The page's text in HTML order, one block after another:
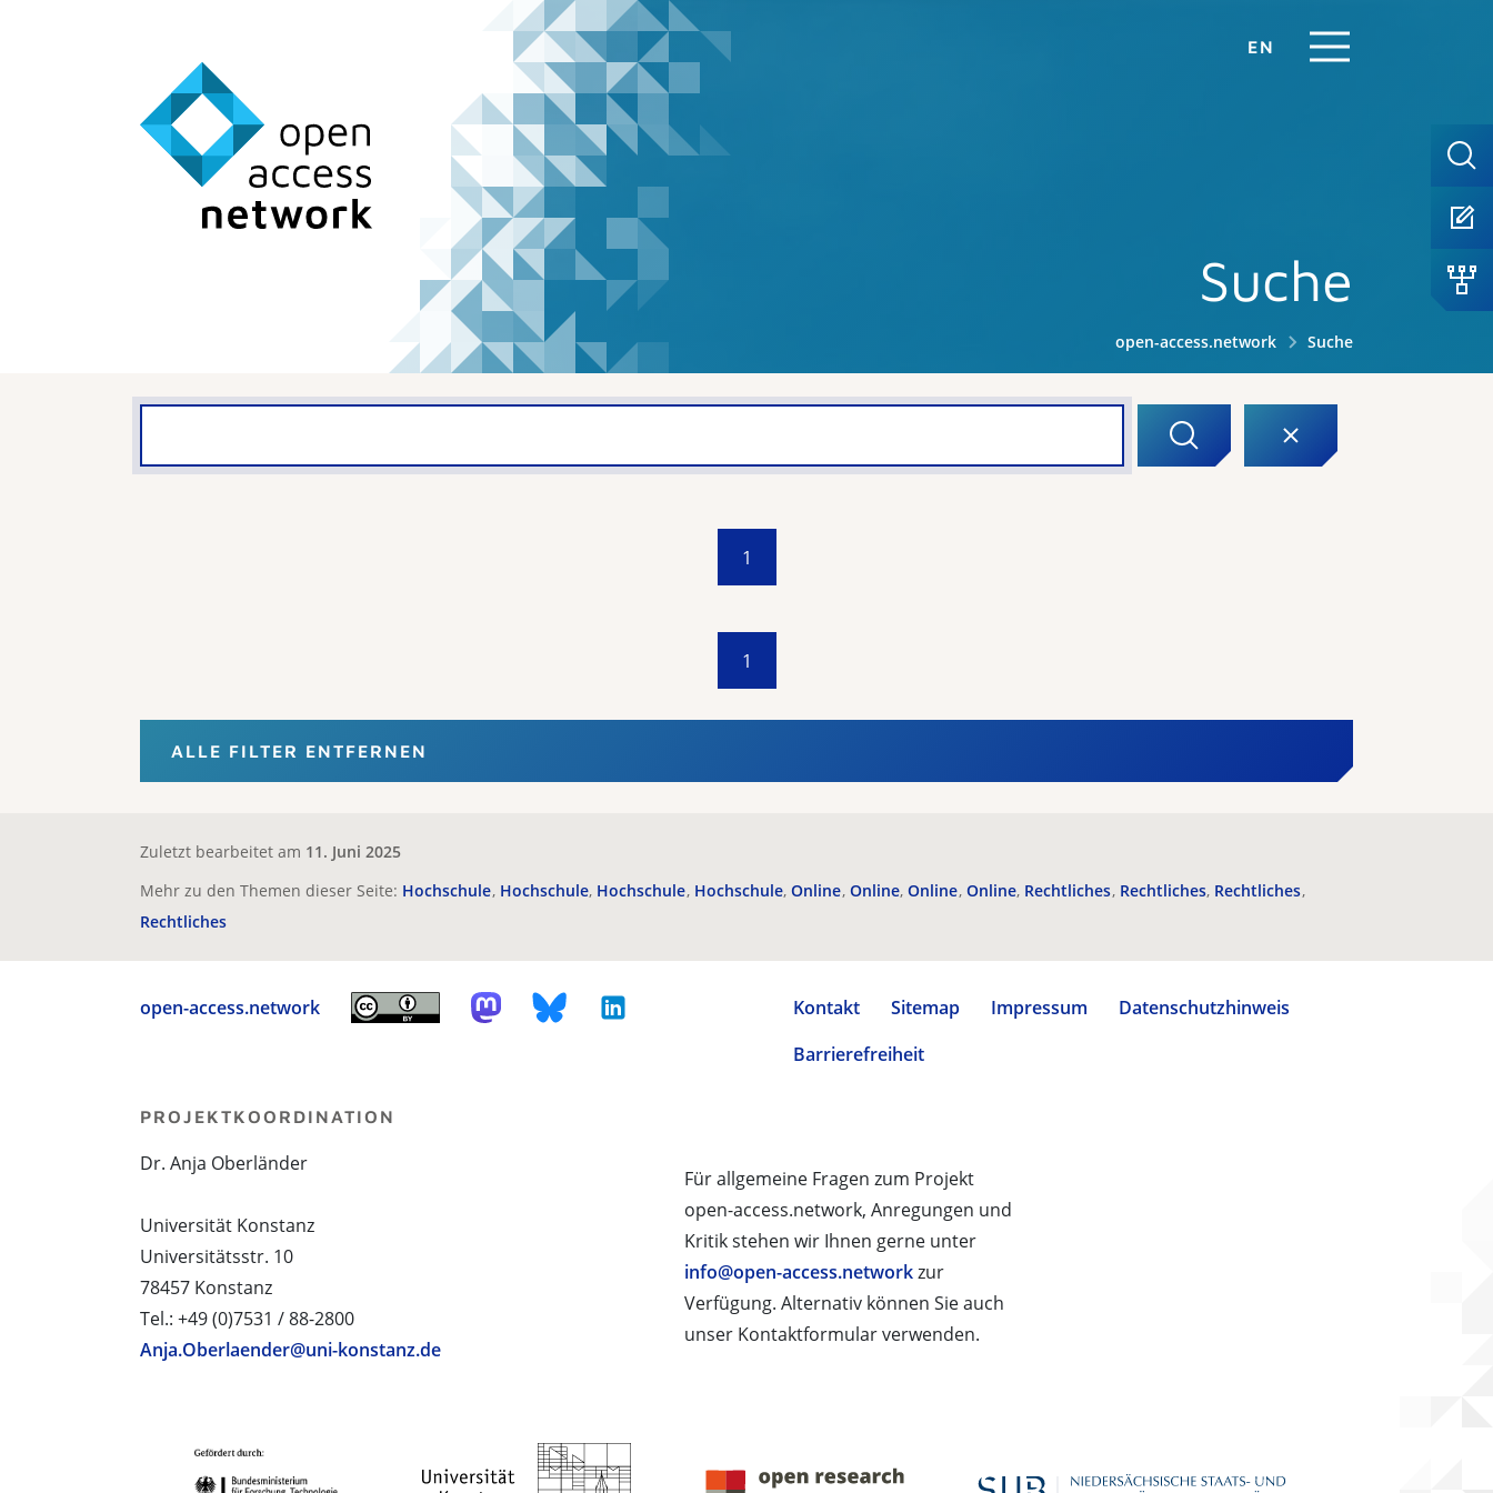
EN
Suche
open-access.network Suche
1
1
ALLE FILTER ENTFERNEN
Zuletzt bearbeitet am 11. Juni 2025
Mehr zu den Themen dieser Seite: Hochschule Hochschule Hochschule Hochschule Online Online Online Online Rechtliches Rechtliches Rechtliches
Rechtliches
open-access.network Kontakt Sitemap Impressum
Datenschutzhinweis
Barrierefreiheit
Für allgemeine Fragen zum Projekt
open-access.network, Anregungen und
Kritik stehen wir Ihnen gerne unter
info@open-access.networkzur
Verfügung. Alternativ können Sie auch
unser Kontaktformular verwenden.
PROJEKTKOORDINATION
Dr. Anja Oberländer
Universität Konstanz
Universitätsstr. 10
78457 Konstanz
Tel.: +49 (0)7531 / 88-2800
Anja.Oberlaender@uni-konstanz.de